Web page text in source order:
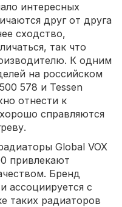
интересных
друг от друга
сходство,
так что
К одним
на российском
578 и Tessen
отнести к
справляются
Global VOX
привлекают
Бренд
ассоциируется с
таких радиаторов